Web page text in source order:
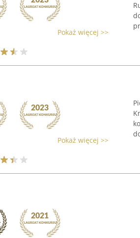
Pokaż więcej >>
Pokaż więcej >>